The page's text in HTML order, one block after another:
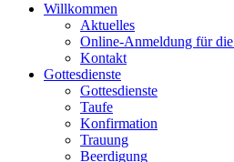
Willkommen
Aktuelles
Online-Anmeldung für
Kontakt
Gottesdienste
Gottesdienste
Taufe
Konfirmation
Trauung
Beerdigung